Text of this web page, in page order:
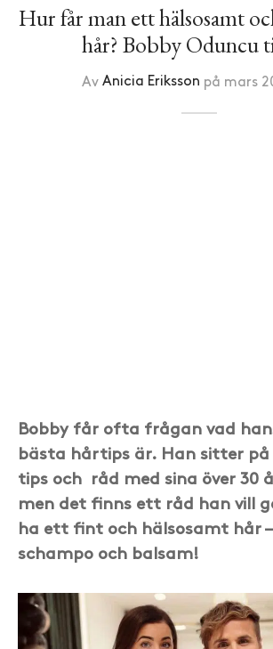
Hur får man ett hälsosamt
hår? Bobby Oduncu
Av Anicia Eriksson på mars
Bobby får ofta frågan vad
bästa hårtips är. Han sitter
tips och råd med sina över 30
men det finns ett råd han vill
ha ett fint och hälsosamt hår
schampo och balsam!